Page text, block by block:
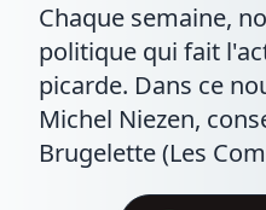
Chaque semaine,
politique qui fait
picarde. Dans ce
Michel Niezen,
Brugelette (Les